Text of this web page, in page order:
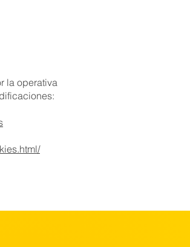
la operativa